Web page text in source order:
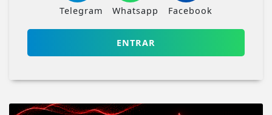
Telegram Whatsapp Facebook
ENTRAR